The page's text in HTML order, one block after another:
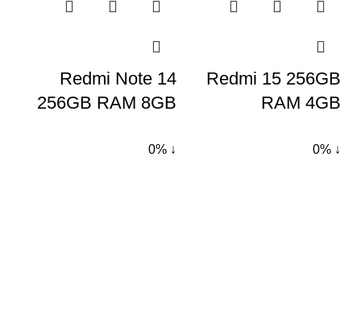
Redmi 15 256GB
RAM 4GB
Redmi Note 14
256GB RAM 8GB
↓ 0%
↓ 0%